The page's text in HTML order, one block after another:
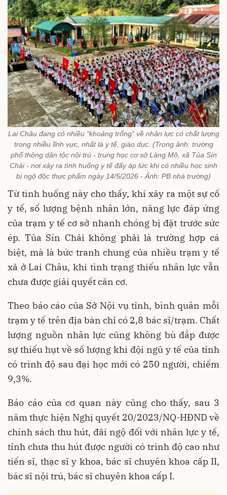
Lai Châu đang có nhiều “khoảng trống” về nhân lực có chất lượng
trong nhiều lĩnh vực, nhất là y tế, giáo dục. (Trong ảnh: trường
phổ thông dân tộc nội trú - trung học cơ sở Làng Mô, xã Tủa Sín
Chải - nơi xảy ra tình huống y tế đấy áp lức khi có nhiều học sinh
bị ngộ độc thực phẩm ngày 14/5/2026 - Ảnh: PB nhà trường)
Từ tình huống này cho thấy, khi xảy ra một sự cố
y tế, số lượng bệnh nhân lớn, năng lực đáp ứng
của trạm y tế cơ sở nhanh chóng bị đặt trước sức
ép. Tủa Sín Chải không phải là trường hợp cá
biệt, mà là bức tranh chung của nhiều trạm y tế
xã ở Lai Châu, khi tình trạng thiếu nhân lực vẫn
chưa được giải quyết căn cơ.
Theo báo cáo của Sở Nội vụ tỉnh, bình quân mỗi
trạm y tế trên địa bàn chỉ có 2,8 bác sĩ/trạm. Chất
lượng nguồn nhân lực cũng không bù đắp được
sự thiếu hụt về số lượng khi đội ngũ y tế của tỉnh
có trình độ sau đại học mới có 250 người, chiếm
9,3%.
Báo cáo của cơ quan này cũng cho thấy, sau 3
năm thực hiện Nghị quyết 20/2023/NQ-HĐND về
chính sách thu hút, đãi ngộ đối với nhân lực y tế,
tỉnh chưa thu hút được người có trình độ cao như
tiến sĩ, thạc sĩ y khoa, bác sĩ chuyên khoa cấp II,
bác sĩ nội trú, bác sĩ chuyên khoa cấp I.